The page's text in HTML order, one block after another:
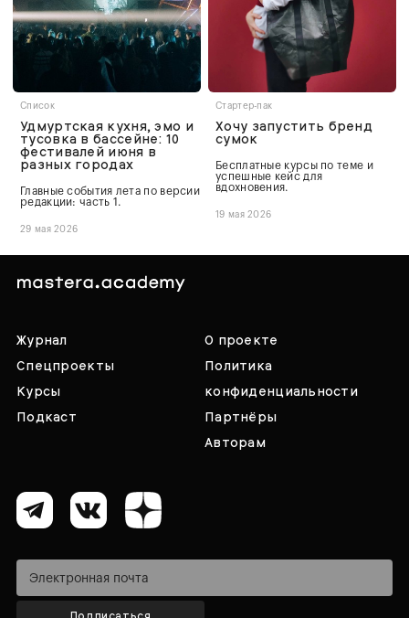
Список
Удмуртская кухня, эмо и
тусовка в бассейне: 10
фестивалей июня в
разных городах
Главные события лета по версии
редакции: часть 1.
29 мая 2026
Стартер-пак
Хочу запустить бренд
сумок
Бесплатные курсы по теме и
успешные кейс для
вдохновения.
19 мая 2026
Журнал
Спецпроекты
Курсы
Подкаст
О проекте
Политика
конфиденциальности
Партнёры
Авторам